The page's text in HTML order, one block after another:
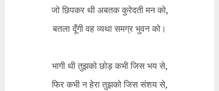
जो छिपकर थी अबतक कुरेदती मन को,
बतला दूँगी वह व्यथा समग्र भुवन को।
भागी थी तुझको छोड़ कभी जिस भय से,
फिर कभी न हेरा तुझको जिस संशय से,